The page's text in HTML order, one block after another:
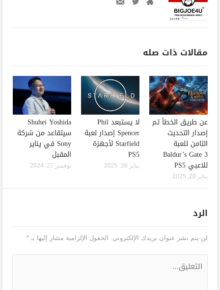
مقالات ذات صله
عن طريق الخطأ تم
إصدار التحديث
الثامن للعبة
Baldur’s Gate 3
للاعبي PS5
يناير 28, 2025
لا يستبعد Phil
Spencer إصدار لعبة
Starfield لأجهزة
PS5
يناير 28, 2025
Shuhei Yoshida
سيتقاعد من شركة
Sony في يناير
المقبل
نوفمبر 27, 2024
الرد
لن يتم نشر عنوان بريدك الإلكتروني. الحقول الإلزامية مشار إليها بـ*